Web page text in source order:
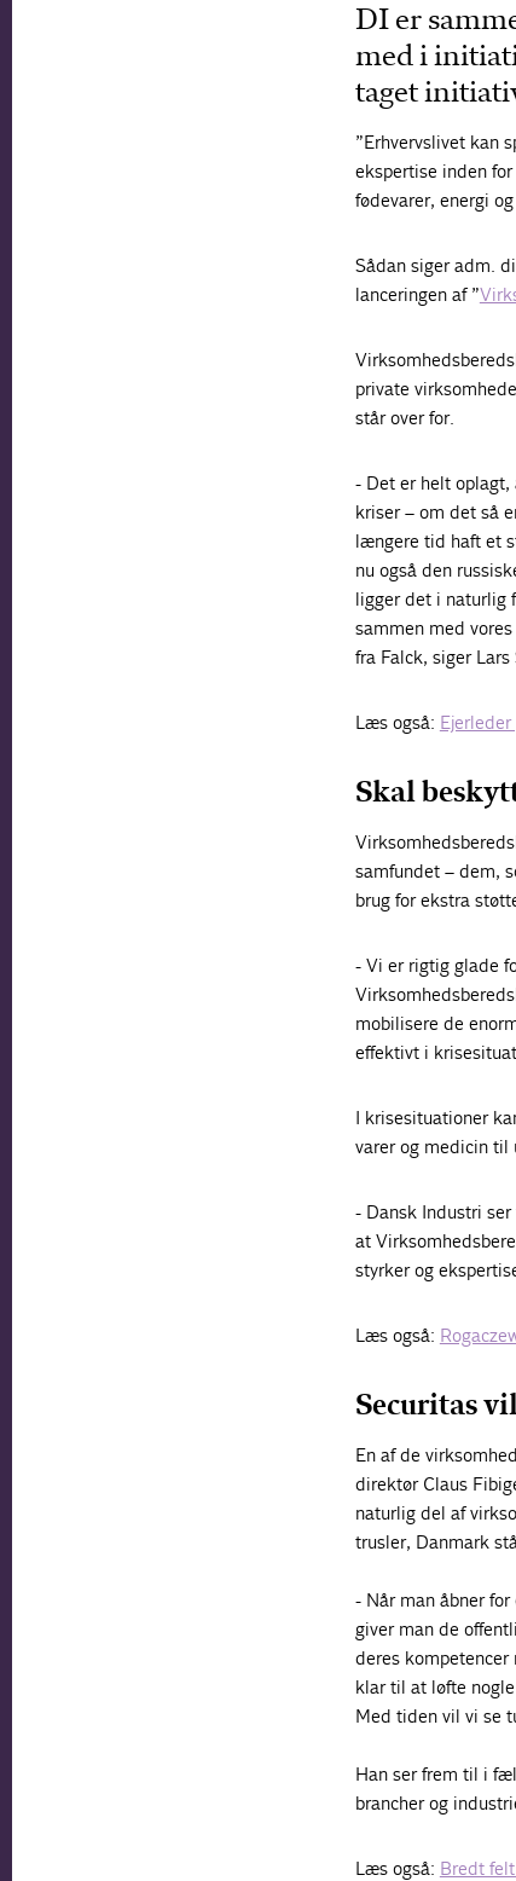
DI er
med i
taget
”Erhvervslivet kan
ekspertise inden
fødevarer, energi
Sådan siger adm.
lanceringen af ”
private
står over for.
- Det er helt
kriser – om det så
længere tid haft et
nu også den
ligger det i naturlig
sammen med
fra Falck, siger Lars
Læs også:
Skal
samfundet – dem,
brug for ekstra
- Vi er rigtig glade
mobilisere de
effektivt i
I krisesituationer
varer og medicin til
- Dansk Industri
at
styrker og
Læs også:
Securitas
En af de
direktør Claus
naturlig del af
trusler, Danmark
- Når man åbner
giver man de
deres
klar til at løfte
Med tiden vil vi se
Han ser frem til i
brancher og
Læs også: Bredt